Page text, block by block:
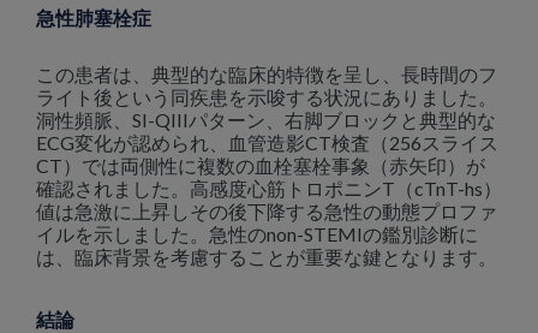
急性肺塞栓症
この患者は、典型的な臨床的特徴を呈し、長時間のフ
ライト後という同疾患を示唆する状況にありました。
洞性頻脈、SI-QIIIパターン、右脚ブロックと典型的な
ECG変化が認められ、血管造影CT検査（256スライス
CT）では両側性に複数の血栓塞栓事象（赤矢印）が
確認されました。高感度心筋トロポニンT（cTnT-hs）
値は急激に上昇しその後下降する急性の動態プロファ
イルを示しました。急性のnon-STEMIの鑑別診断に
は、臨床背景を考慮することが重要な鍵となります。
結論